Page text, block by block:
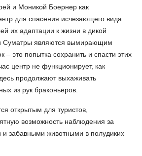
и Моникой Боернер как
для спасения исчезающего вида
их адаптации к жизни в дикой
Суматры являются вымирающим
– это попытка сохранить и спасти этих
центр не функционирует, как
продолжают выхаживать
из рук браконьеров.
открытым для туристов,
возможность наблюдения за
и забавными животными в полудиких